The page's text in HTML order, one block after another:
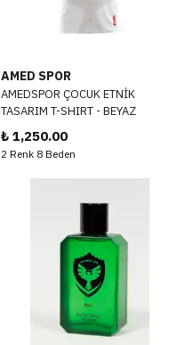
AMED SPOR
AMEDSPOR ÇOCUK ETNİK
TASARIM T-SHIRT - BEYAZ
₺ 1,250.00
2 Renk 8 Beden